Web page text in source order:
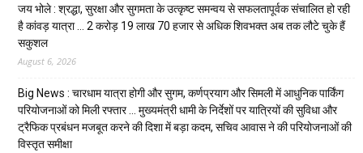
जय भोले : श्रद्धा, सुरक्षा और सुगमता के उत्कृष्ट समन्वय से सफलतापूर्वक संचालित हो रही
है कांवड़ यात्रा … 2 करोड़ 19 लाख 70 हजार से अधिक शिवभक्त अब तक लौटे चुके हैं
सकुशल
August 6, 2026
Big News : चारधाम यात्रा होगी और सुगम, कर्णप्रयाग और सिमली में आधुनिक पार्किंग
परियोजनाओं को मिली रफ्तार … मुख्यमंत्री धामी के निर्देशों पर यात्रियों की सुविधा और
ट्रैफिक प्रबंधन मजबूत करने की दिशा में बड़ा कदम, सचिव आवास ने की परियोजनाओं की
विस्तृत समीक्षा